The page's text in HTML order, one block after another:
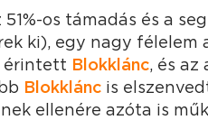
51%-os támadás és a
ki), egy nagy félelem
érintett Blokklánc, és az
Blokklánc is
ellenére azóta is